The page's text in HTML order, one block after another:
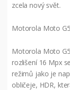
zcela nový svět.
Motorola Moto
Motorola Moto
rozlišení 16 Mpx
režimů jako je
obličeje, HDR,